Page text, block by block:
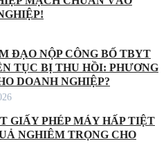
ĐẠO NỘP CÔNG BỐ TBYT
TỤC BỊ THU HỒI: PHƯƠNG
DOANH NGHIỆP?
GIẤY PHÉP MÁY HẤP TIỆT
NGHIÊM TRỌNG CHO